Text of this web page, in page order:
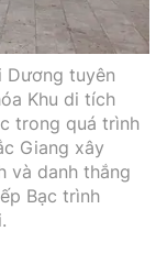
Dương tuyên
Khu di tích
trong quá trình
Giang xây
và danh thắng
Bạc trình